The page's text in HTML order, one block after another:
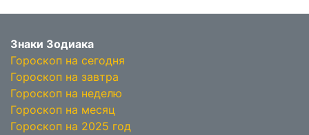
Знаки Зодиака
Гороскоп на сегодня
Гороскоп на завтра
Гороскоп на неделю
Гороскоп на месяц
Гороскоп на 2025 год